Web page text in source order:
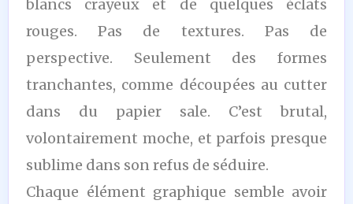
blancs crayeux et de quelques éclats
rouges. Pas de textures. Pas de
perspective. Seulement des formes
tranchantes, comme découpées au cutter
dans du papier sale. C’est brutal,
volontairement moche, et parfois presque
sublime dans son refus de séduire.
Chaque élément graphique semble avoir